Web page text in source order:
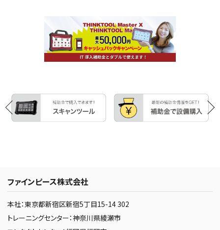
ファインピース株式会社
本社：東京都新宿区新宿5丁目15-14 302
トレーニングセンター：神奈川県綾瀬市